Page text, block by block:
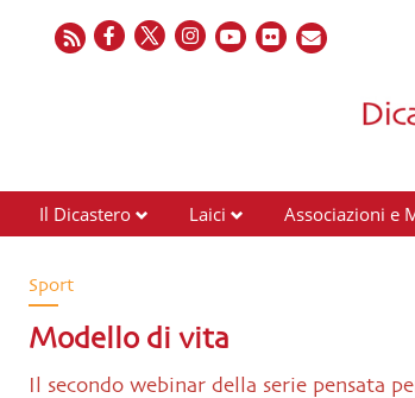
Il Dicastero Laici Associazioni e
Sport
Modello di vita
Il secondo webinar della serie pensata